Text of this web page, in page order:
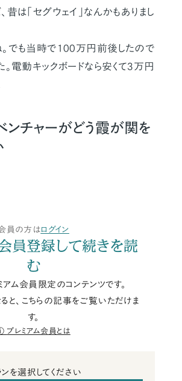
は「セグウェイ」なんかもありまし
でも当時で100万円前後したので
。電動キックボードなら安くて3万円
ンチャーがどう霞が関を
員の方はログイン
員登録して続きを読
む
アム会員限定のコンテンツです。
と、こちらの記事をご覧いただけま
す。
プレミアム会員とは
ンを選択してください